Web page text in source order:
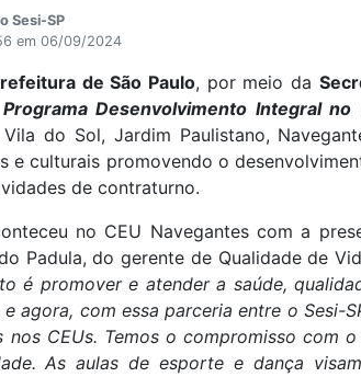
Sesi-SP
em 06/09/2024
de São Paulo, por meio da
Programa Desenvolvimento Integral no
do Sol, Jardim Paulistano,
e culturais promovendo o
de contraturno.
no CEU Navegantes com a
Padula, do gerente de Qualidade de
é promover e atender a saúde,
agora, com essa parceria entre o Sesi-
nos CEUs. Temos o compromisso com
As aulas de esporte e dança